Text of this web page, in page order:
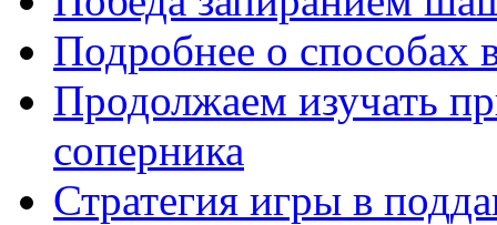
Подробнее о способах
Продолжаем изучать
соперника
Стратегия игры в